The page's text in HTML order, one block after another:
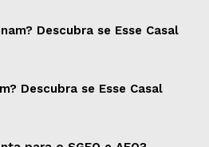
Descubra se Esse Casal
Descubra se Esse Casal